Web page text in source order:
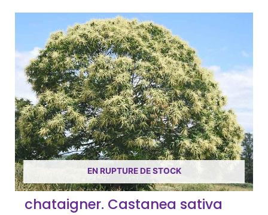
EN RUPTURE DE STOCK
chataigner. Castanea sativa